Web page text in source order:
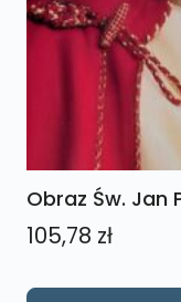
Obraz Św. Jan
105,78 zł